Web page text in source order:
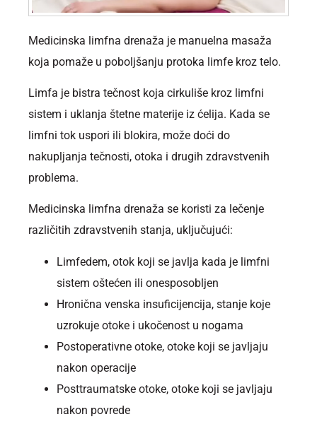
Medicinska limfna drenaža je manuelna masaža
koja pomaže u poboljšanju protoka limfe kroz telo.
Limfa je bistra tečnost koja cirkuliše kroz limfni
sistem i uklanja štetne materije iz ćelija. Kada se
limfni tok uspori ili blokira, može doći do
nakupljanja tečnosti, otoka i drugih zdravstvenih
problema.
Medicinska limfna drenaža se koristi za lečenje
različitih zdravstvenih stanja, uključujući:
Limfedem, otok koji se javlja kada je limfni
sistem oštećen ili onesposobljen
Hronična venska insuficijencija, stanje koje
uzrokuje otoke i ukočenost u nogama
Postoperativne otoke, otoke koji se javljaju
nakon operacije
Posttraumatske otoke, otoke koji se javljaju
nakon povrede